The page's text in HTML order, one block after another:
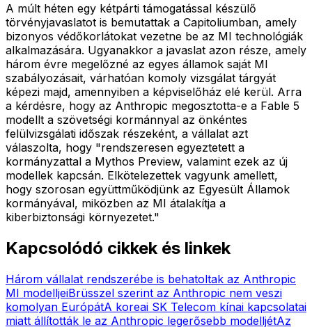
A múlt héten egy kétpárti támogatással készülő
törvényjavaslatot is bemutattak a Capitoliumban, amely
bizonyos védőkorlátokat vezetne be az MI technológiák
alkalmazására. Ugyanakkor a javaslat azon része, amely
három évre megelőzné az egyes államok saját MI
szabályozásait, várhatóan komoly vizsgálat tárgyát
képezi majd, amennyiben a képviselőház elé kerül. Arra
a kérdésre, hogy az Anthropic megosztotta-e a Fable 5
modellt a szövetségi kormánnyal az önkéntes
felülvizsgálati időszak részeként, a vállalat azt
válaszolta, hogy "rendszeresen egyeztetett a
kormányzattal a Mythos Preview, valamint ezek az új
modellek kapcsán. Elkötelezettek vagyunk amellett,
hogy szorosan együttműködjünk az Egyesült Államok
kormányával, miközben az MI átalakítja a
kiberbiztonsági környezetet."
Kapcsolódó cikkek és linkek
Három vállalat rendszerébe is behatoltak az Anthropic
MI modelljeiBrüsszel szerint az Anthropic nem veszi
komolyan EurópátA koreai SK Telecom kínai kapcsolatai
miatt állították le az Anthropic legerősebb modelljétAz